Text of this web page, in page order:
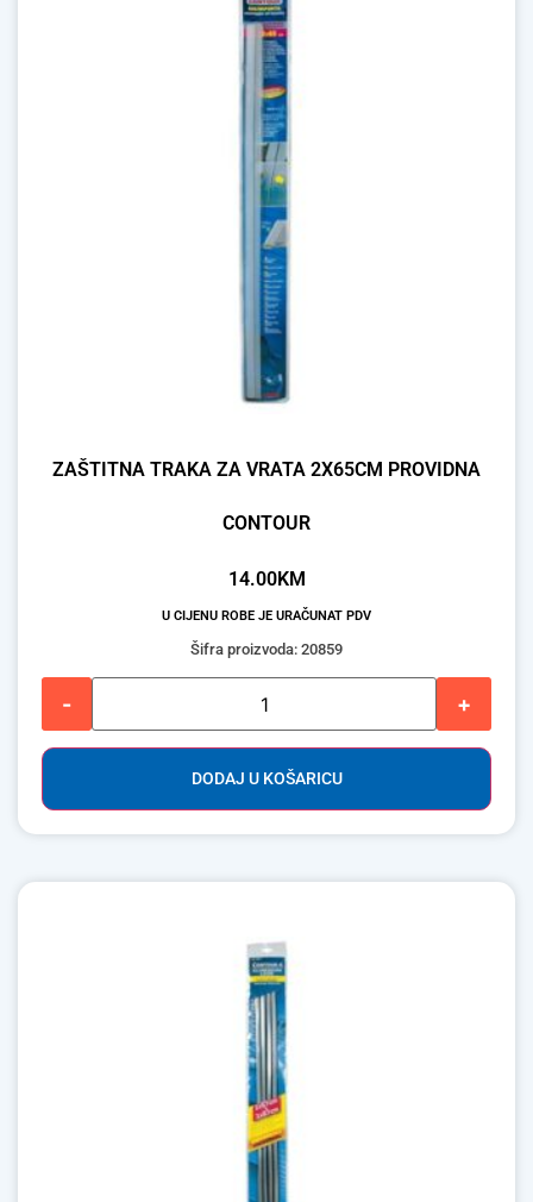
ZAŠTITNA TRAKA ZA VRATA 2X65CM PROVIDNA
CONTOUR
14.00KM
U CIJENU ROBE JE URAČUNAT PDV
Šifra proizvoda: 20859
- +
DODAJ U KOŠARICU